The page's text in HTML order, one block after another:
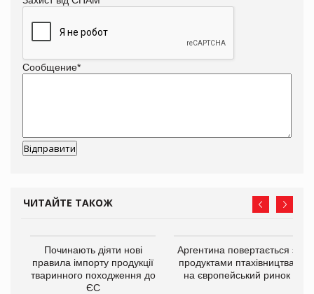
Сообщение*
ЧИТАЙТЕ ТАКОЖ
Починають діяти нові
правила імпорту продукції
тваринного походження до
ЄС
Аргентина повертається з
продуктами птахівництва
на європейський ринок